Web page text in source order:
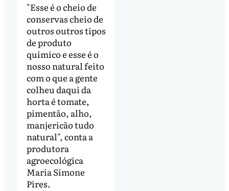
"Esse é o cheio de
conservas cheio de
outros outros tipos
de produto
químico e esse é o
nosso natural feito
com o que a gente
colheu daqui da
horta é tomate,
pimentão, alho,
manjericão tudo
natural", conta a
produtora
agroecológica
Maria Simone
Pires.